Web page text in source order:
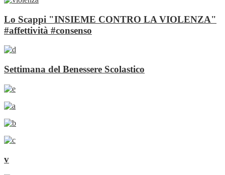
Lo Scappi "INSIEME CONTRO LA VIOLENZA"
#affettività #consenso
Settimana del Benessere Scolastico
v